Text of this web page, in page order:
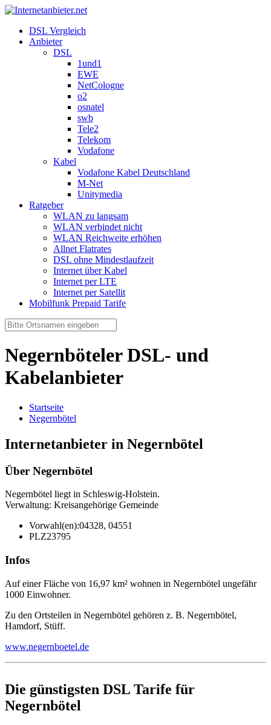
DSL Vergleich
Anbieter
DSL
1und1
EWE
NetCologne
o2
osnatel
swb
Tele2
Telekom
Vodafone
Kabel
Vodafone Kabel Deutschland
M-Net
Unitymedia
Ratgeber
WLAN zu langsam
WLAN verbindet nicht
WLAN Reichweite erhöhen
Allnet Flatrates
DSL ohne Mindestlaufzeit
Internet über Kabel
Internet per LTE
Internet per Satellit
Mobilfunk Prepaid Tarife
Negernböteler DSL- und
Kabelanbieter
Startseite
Negernbötel
Internetanbieter in Negernbötel
Über Negernbötel
Negernbötel liegt in Schleswig-Holstein.
Verwaltung: Kreisangehörige Gemeinde
Vorwahl(en):04328, 04551
PLZ23795
Infos
Auf einer Fläche von 16,97 km² wohnen in Negernbötel ungefähr
1000 Einwohner.
Zu den Ortsteilen in Negernbötel gehören z. B. Negernbötel,
Hamdorf, Stüff.
www.negernboetel.de
Die günstigsten DSL Tarife für
Negernbötel